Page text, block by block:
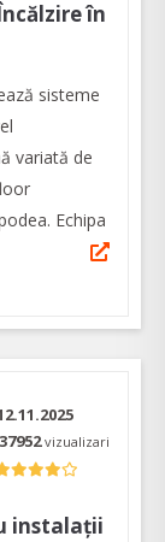
în
sisteme
variată de
Echipa
37952vizualizari
instalații